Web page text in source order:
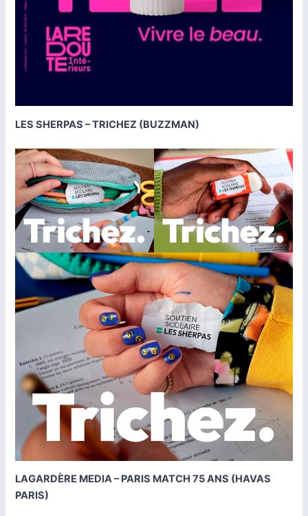
LES SHERPAS – TRICHEZ (BUZZMAN)
LAGARDÈRE MEDIA – PARIS MATCH 75 ANS (HAVAS
PARIS)